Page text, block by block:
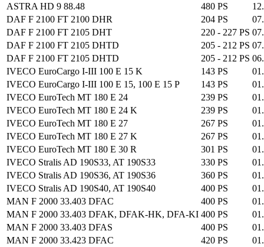
ASTRA HD 9 88.48 480 PS
DAF F 2100 FT 2100 DHR
204 PS
DAF F 2100 FT 2105 DHT
220 - 227 PS
DAF F 2100 FT 2105 DHTD
205 - 212 PS
DAF F 2100 FT 2105 DHTD
205 - 212 PS
IVECO EuroCargo I-III 100 E 15 K
143 PS
IVECO EuroCargo I-III 100 E 15, 100 E 15 P
143 PS
IVECO EuroTech MT 180 E 24
239 PS
IVECO EuroTech MT 180 E 24 K
239 PS
IVECO EuroTech MT 180 E 27
267 PS
IVECO EuroTech MT 180 E 27 K
267 PS
IVECO EuroTech MT 180 E 30 R
301 PS
IVECO Stralis AD 190S33, AT 190S33
330 PS
IVECO Stralis AD 190S36, AT 190S36
360 PS
IVECO Stralis AD 190S40, AT 190S40
400 PS
MAN F 2000 33.403 DFAC
400 PS
MAN F 2000 33.403 DFAK, DFAK-HK, DFA-KI 400 PS
MAN F 2000 33.403 DFAS
400 PS
MAN F 2000 33.423 DFAC
420 PS